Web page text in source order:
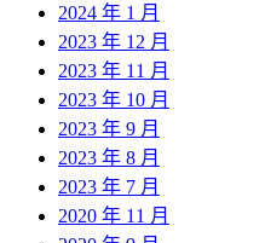
2024 年 1 月
2023 年 12 月
2023 年 11 月
2023 年 10 月
2023 年 9 月
2023 年 8 月
2023 年 7 月
2020 年 11 月